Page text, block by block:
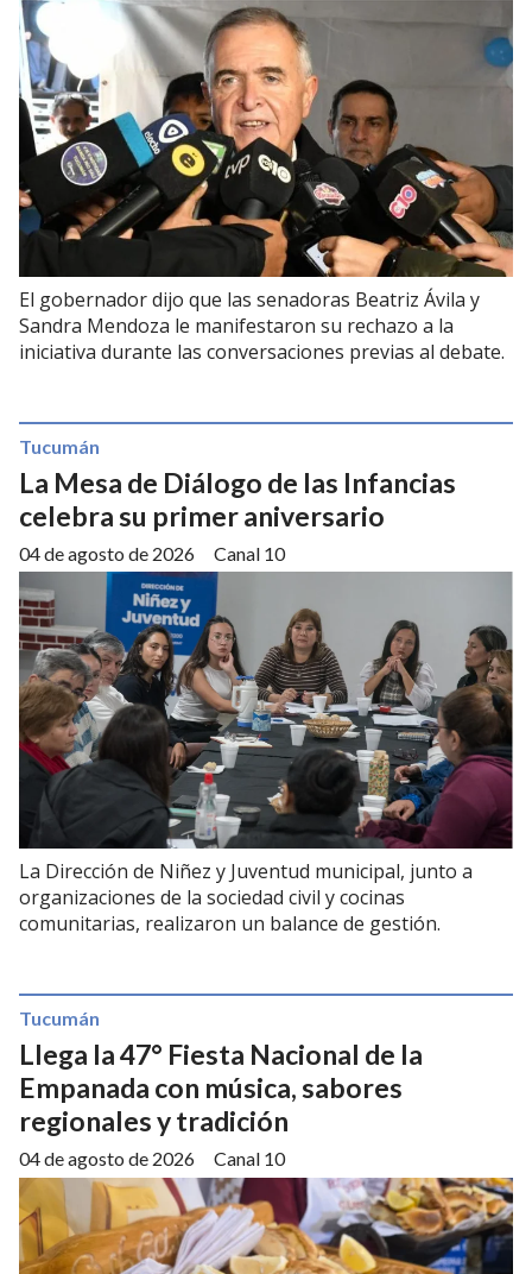
El gobernador dijo que las senadoras Beatriz Ávila y
Sandra Mendoza le manifestaron su rechazo a la
iniciativa durante las conversaciones previas al debate.
La Mesa de Diálogo de las Infancias
celebra su primer aniversario
Canal 10
Tucumán
04 de agosto de 2026
La Dirección de Niñez y Juventud municipal, junto a
organizaciones de la sociedad civil y cocinas
comunitarias, realizaron un balance de gestión.
Llega la 47° Fiesta Nacional de la
Empanada con música, sabores
regionales y tradición
Canal 10
Tucumán
04 de agosto de 2026